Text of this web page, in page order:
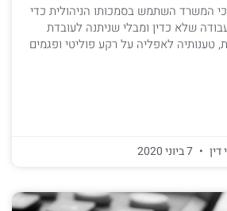
המשרד השתמש בסמכותו הניהולית כדי
שלא כדין ומבלי שניתנה לעובדת
טענותיה לאפליה על רקע פוליטי ופגמים
דין